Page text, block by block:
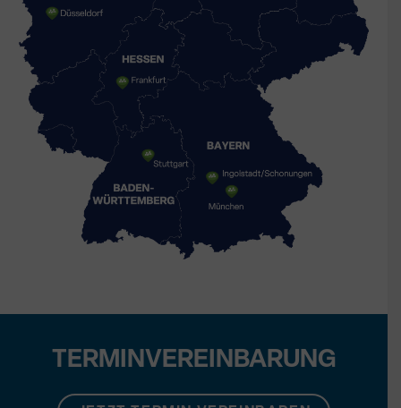
TERMINVEREINBARUNG